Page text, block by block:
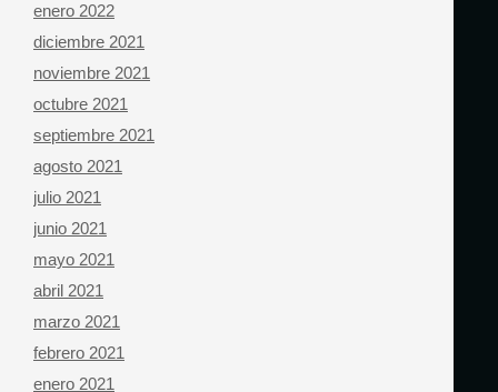
enero 2022
diciembre 2021
noviembre 2021
octubre 2021
septiembre 2021
agosto 2021
julio 2021
junio 2021
mayo 2021
abril 2021
marzo 2021
febrero 2021
enero 2021